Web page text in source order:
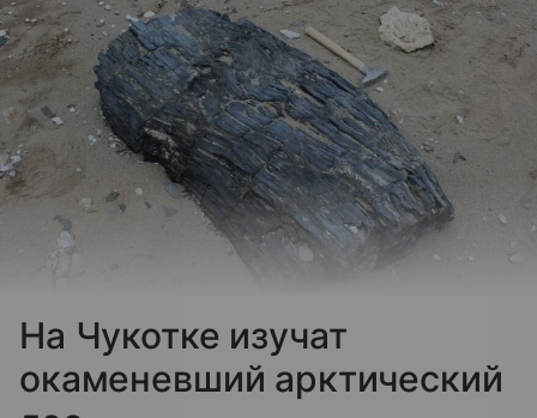
На Чукотке изучат
окаменевший арктический